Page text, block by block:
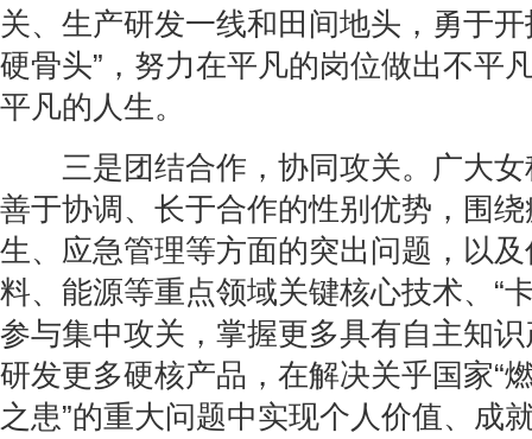
关、生产研发一线和田间地头，勇于
硬骨头”，努力在平凡的岗位做出不平
平凡的人生。
三是团结合作，协同攻关。广大女
善于协调、长于合作的性别优势，围
生、应急管理等方面的突出问题，以
料、能源等重点领域关键核心技术、“
参与集中攻关，掌握更多具有自主知
研发更多硬核产品，在解决关乎国家“
之患”的重大问题中实现个人价值、成